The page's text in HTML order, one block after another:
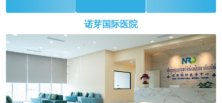
诺芽国际医院